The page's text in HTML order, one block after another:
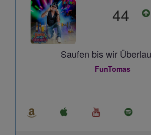
44
Saufen bis wir
FunTomas